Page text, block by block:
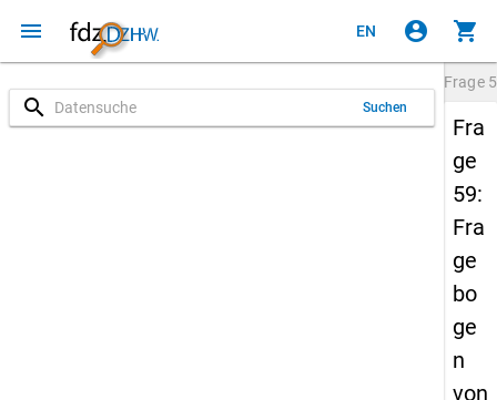
menu EN account_circle shopping_cart
search Suchen
Frage
Fra
ge
59:
Fra
ge
bo
ge
n
von